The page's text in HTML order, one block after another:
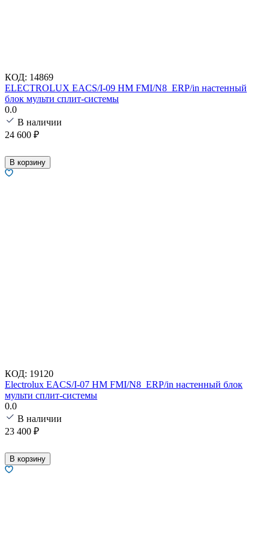
КОД: 14869
ELECTROLUX EACS/I-09 HM FMI/N8_ERP/in настенный
блок мульти сплит-системы
0.0
В наличии
24 600 ₽
В корзину
КОД: 19120
Electrolux EACS/I-07 HM FMI/N8_ERP/in настенный блок
мульти сплит-системы
0.0
В наличии
23 400 ₽
В корзину